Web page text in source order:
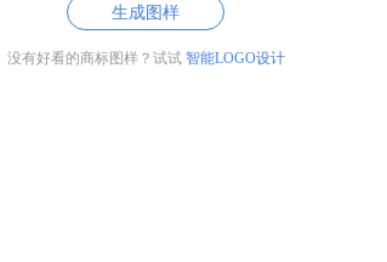
生成图样
没有好看的商标图样？试试 智能LOGO设计